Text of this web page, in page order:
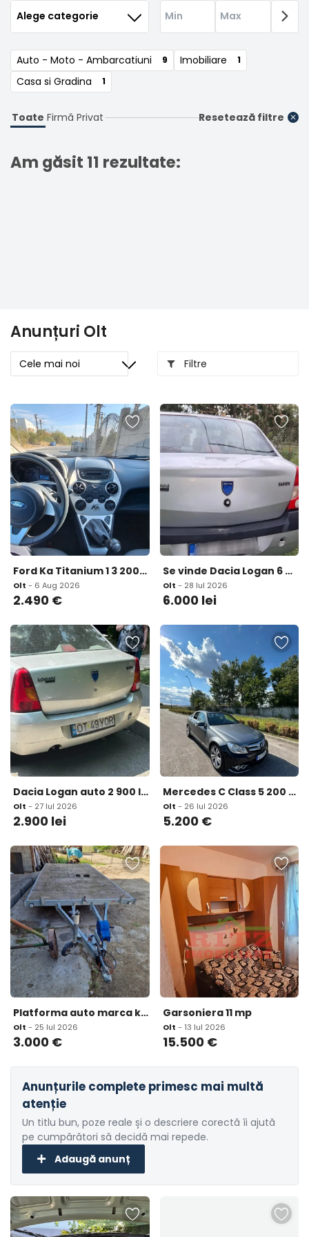
Înregistrare
Auto - Moto - Ambarcatiuni 9 Imobiliare 1
Casa si Gradina 1
Toate Firmă Privat Resetează filtre
Am găsit 11 rezultate:
Anunțuri Olt
Filtre
Ford Ka Titanium 1 3 2009 2 490 eur
Olt - 6 Aug 2026
2.490 €
Se vinde Dacia Logan 6 000 lei
Olt - 28 Iul 2026
6.000 lei
Dacia Logan auto 2 900 lei
Olt - 27 Iul 2026
2.900 lei
Mercedes C Class 5 200 eur
Olt - 26 Iul 2026
5.200 €
Platforma auto marca knott 3 000 eur
Olt - 25 Iul 2026
3.000 €
Garsoniera 11 mp
Olt - 13 Iul 2026
15.500 €
Anunțurile complete primesc mai multă
atenție
Un titlu bun, poze reale și o descriere corectă îi ajută
pe cumpărători să decidă mai repede.
Adaugă anunț